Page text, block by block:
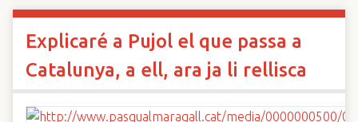
Explicaré a Pujol el que passa a
Catalunya, a ell, ara ja li rellisca